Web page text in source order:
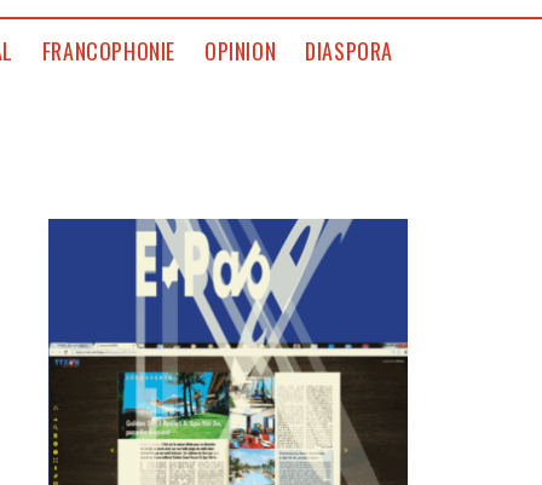
FRANCOPHONIE OPINION DIASPORA